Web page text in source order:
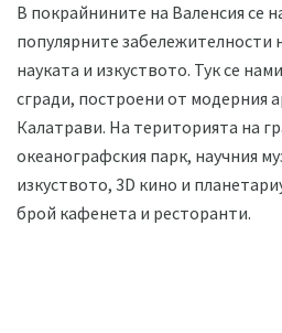
В покрайнините на Валенсия се
популярните забележителности
науката и изкуството. Тук се
сгради, построени от модерния
Калатрави. На територията на
океанографския парк, научния
изкуството, 3D кино и
брой кафенета и ресторанти.